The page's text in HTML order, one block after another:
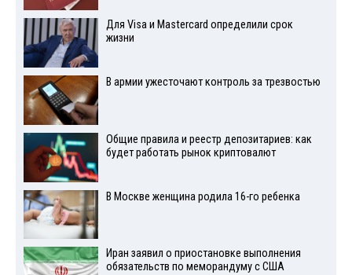
Для Visа и Mastercard определили срок
жизни
В армии ужесточают контроль за трезвостью
Общие правила и реестр депозитариев: как
будет работать рынок криптовалют
В Москве женщина родила 16-го ребенка
Иран заявил о приостановке выполнения
обязательств по меморандуму с США